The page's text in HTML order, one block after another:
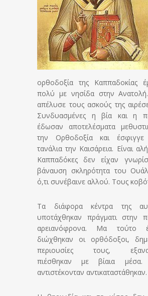
ορθοδοξία της Καππαδοκίας
πολύ με νησίδα στην
απέλυσε τους ασκούς της
Συνδυασμένες η βία και η
έδωσαν αποτελέσματα
την Ορθοδοξία και
τανάλια την Καισάρεια. Είναι
Καππαδόκες δεν είχαν
βάναυση σκληρότητα του
ό,τι συνέβαινε αλλού. Τους
Τα διάφορα κέντρα της
υποτάχθηκαν πράγματι στην
αρειανόφρονα. Μα τούτο
διώχθηκαν οι ορθόδοξοι,
περιουσίες τους,
πιέσθηκαν με βίαια
αντιστέκονταν αντικαταστάθηκαν.